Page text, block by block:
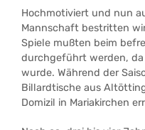
Hochmotiviert und nun
Mannschaft bestritten
Spiele mußten beim
durchgeführt werden, da
wurde. Während der
Billardtische aus
Domizil in Mariakirchen